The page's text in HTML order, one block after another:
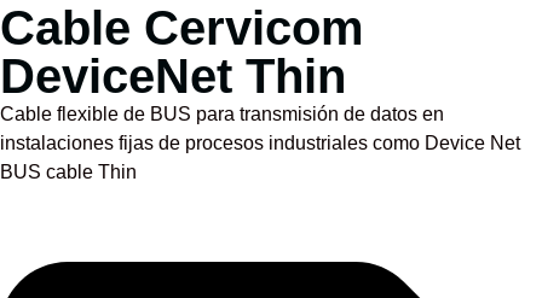
Cable Cervicom
DeviceNet Thin
Cable flexible de BUS para transmisión de datos en
instalaciones fijas de procesos industriales como Device Net
BUS cable Thin